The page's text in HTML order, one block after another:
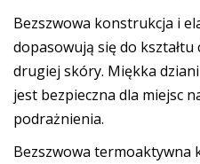
Bezszwowa konstrukcja i
dopasowują się do kształtu
drugiej skóry. Miękka
jest bezpieczna dla miejsc
podrażnienia.
Bezszwowa termoaktywna